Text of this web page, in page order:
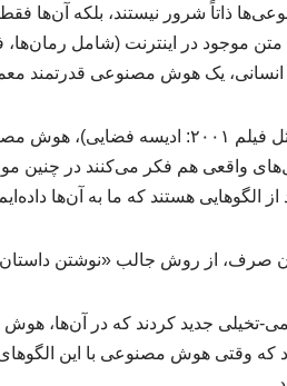
ذاتاً شرور نیستند، بلکه آن‌ها
موجود در اینترنت (شامل رمان‌ها،
انسانی، یک هوش مصنوعی قدرتمند
در واقع، چون در اکثر داستان‌های علمی-تخیلی (مثل
واقعی هم فکر می‌کنند در چنین
الگوهایی هستند که ما به آن‌ها
صرف، از روش جالب «نوشتن
تخیلی جدید کردند که در
که وقتی هوش مصنوعی با این